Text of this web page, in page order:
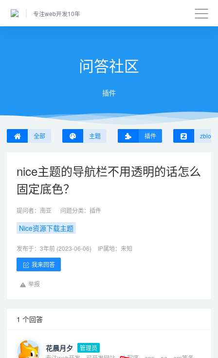
专注web开发10年
问答社区
插件
全部 主题 插件 zblog
nice主题的导航栏不用透明的话怎么
固定底色？
提问者： 南亚 问题分类： 插件
Nice资源下载主题
发布于：3年前 (2023-06-06) IP属地：未知
我来回答
举报
1 个回答
花晨月夕
管理员